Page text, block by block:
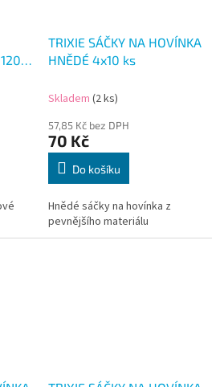
TRIXIE SÁČKY NA HOVÍNKA
HNĚDÉ 4x10 ks
Skladem (2 ks)
57,85 Kč bez DPH
70 Kč
Do košíku
Hnědé sáčky na hovínka z
pevnějšího materiálu